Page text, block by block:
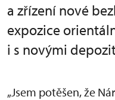
a zřízení nové
expozice
i s novými
„Jsem potěšen, že